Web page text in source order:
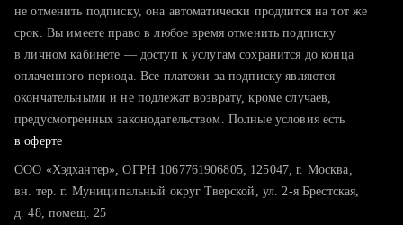
не отменить подписку, она автоматически продлится на тот же
срок. Вы имеете право в любое время отменить подписку
в личном кабинете — доступ к услугам сохранится до конца
оплаченного периода. Все платежи за подписку являются
окончательными и не подлежат возврату, кроме случаев,
предусмотренных законодательством. Полные условия есть
в оферте
ООО «Хэдхантер», ОГРН 1067761906805, 125047, г. Москва,
вн. тер. г. Муниципальный округ Тверской, ул. 2-я Брестская,
д. 48, помещ. 25